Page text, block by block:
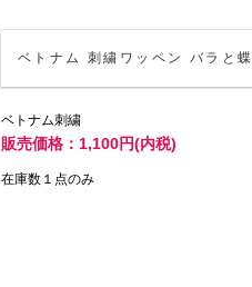
ベトナム 刺繍ワッペン バラと蝶
ベトナム刺繍
販売価格：1,100円(内税)
在庫数１点のみ